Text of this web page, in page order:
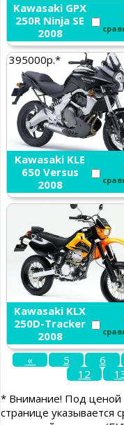
Kawasaki GPX
250R Ninja SE
2008
395000р.*
Kawasaki KLE
650 Versus
2008
Kawasaki KLX
250D-Tracker
2008
« 5 6
12
* Внимание! Под ценой
странице указывается